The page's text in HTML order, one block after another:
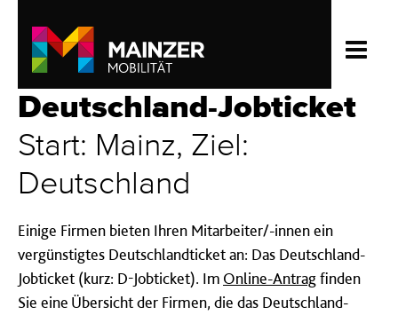
Deutschland-Jobticket
Start: Mainz, Ziel:
Deutschland
Einige Firmen bieten Ihren Mitarbeiter/-innen ein
vergünstigtes Deutschlandticket an: Das Deutschland-
Jobticket (kurz: D-Jobticket). Im Online-Antragfinden
Sie eine Übersicht der Firmen, die das Deutschland-